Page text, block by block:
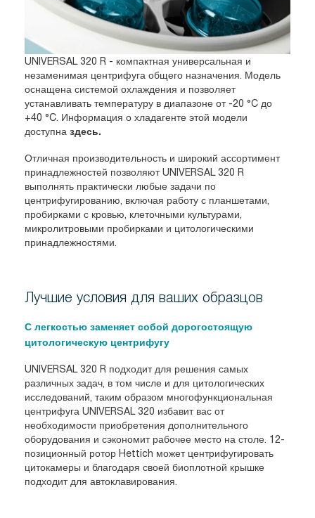
UNIVERSAL 320 R - компактная универсальная и
незаменимая центрифуга общего назначения. Модель
оснащена системой охлаждения и позволяет
устанавливать температуру в диапазоне от -20 °C до
+40 °C. Информация о хладагенте этой модели
доступна здесь.
Отличная производительность и широкий ассортимент
принадлежностей позволяют UNIVERSAL 320 R
выполнять практически любые задачи по
центрифугированию, включая работу с планшетами,
пробирками с кровью, клеточными культурами,
микролитровыми пробирками и цитологическими
принадлежностями.
Лучшие условия для ваших образцов
С легкостью заменяет собой дорогостоящую
цитологическую центрифугу
UNIVERSAL 320 R подходит для решения самых
различных задач, в том числе и для цитологических
исследований, таким образом многофункциональная
центрифуга UNIVERSAL 320 избавит вас от
необходимости приобретения дополнительного
оборудования и сэкономит рабочее место на столе. 12-
позиционный ротор Hettich может центрифугировать
цитокамеры и благодаря своей биоплотной крышке
подходит для автоклавирования.